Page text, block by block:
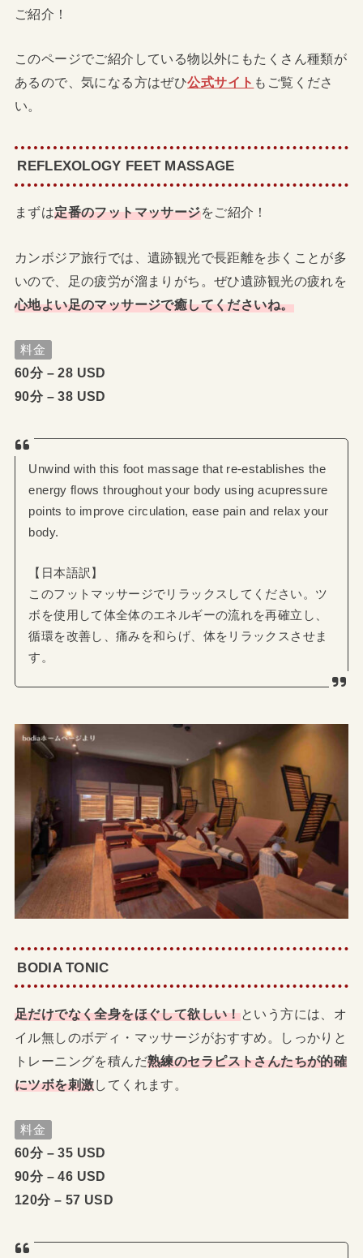
ご紹介！
このページでご紹介している物以外にもたくさん種類が
あるので、気になる方はぜひ公式サイト もご覧くださ
い。
REFLEXOLOGY FEET MASSAGE
まずは定番のフットマッサージをご紹介！
カンボジア旅行では、遺跡観光で長距離を歩くことが多
いので、足の疲労が溜まりがち。ぜひ遺跡観光の疲れを
心地よい足のマッサージで癒してくださいね。
料金
60分 – 28 USD
90分 – 38 USD
Unwind with this foot massage that re-establishes the
energy flows throughout your body using acupressure
points to improve circulation, ease pain and relax your
body.
【日本語訳】
このフットマッサージでリラックスしてください。ツ
ボを使用して体全体のエネルギーの流れを再確立し、
循環を改善し、痛みを和らげ、体をリラックスさせま
す。
BODIA TONIC
足だけでなく全身をほぐして欲しい！という方には、オ
イル無しのボディ・マッサージがおすすめ。しっかりと
トレーニングを積んだ熟練のセラピストさんたちが的確
にツボを刺激してくれます。
料金
60分 – 35 USD
90分 – 46 USD
120分 – 57 USD